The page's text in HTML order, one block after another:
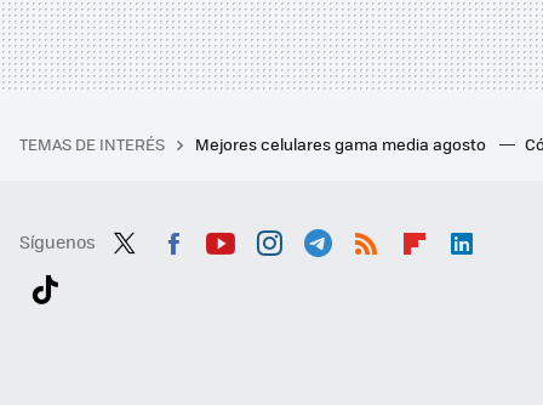
TEMAS DE INTERÉS Mejores celulares gama media agosto
Síguenos